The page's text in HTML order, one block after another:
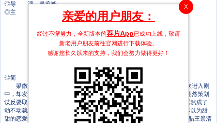
◎导 演 吴承峰
◎主 演 王路晴
尚思丞
户元松
◎简 介
梁微微（王路晴 饰）摇身一变成女帝，坐拥后宫三千美色。当她再次进入剧
中，却发现自己成了人人喊打的暴君反派，日思夜想的景清（丞磊 饰）竟然策划
谋反要取自己性命。梁微微想方设法让景清恢复记忆，没想到景清这次居然成了
动不动就爱哭的哭包将军。两人开始了鸡飞狗跳爆笑超甜的后宫生活，本以为甜
甜的恋爱终于到来，但梁微微竟依然逃不过“反派必死”的命运……小哭包醋王景清
X
亲爱的用户朋友：
经过不懈努力，全新版本的荐片App已成功上线，敬请
新老用户朋友前往官网进行下载体验。
感谢您长久以来的支持，我们会努力做得更好！